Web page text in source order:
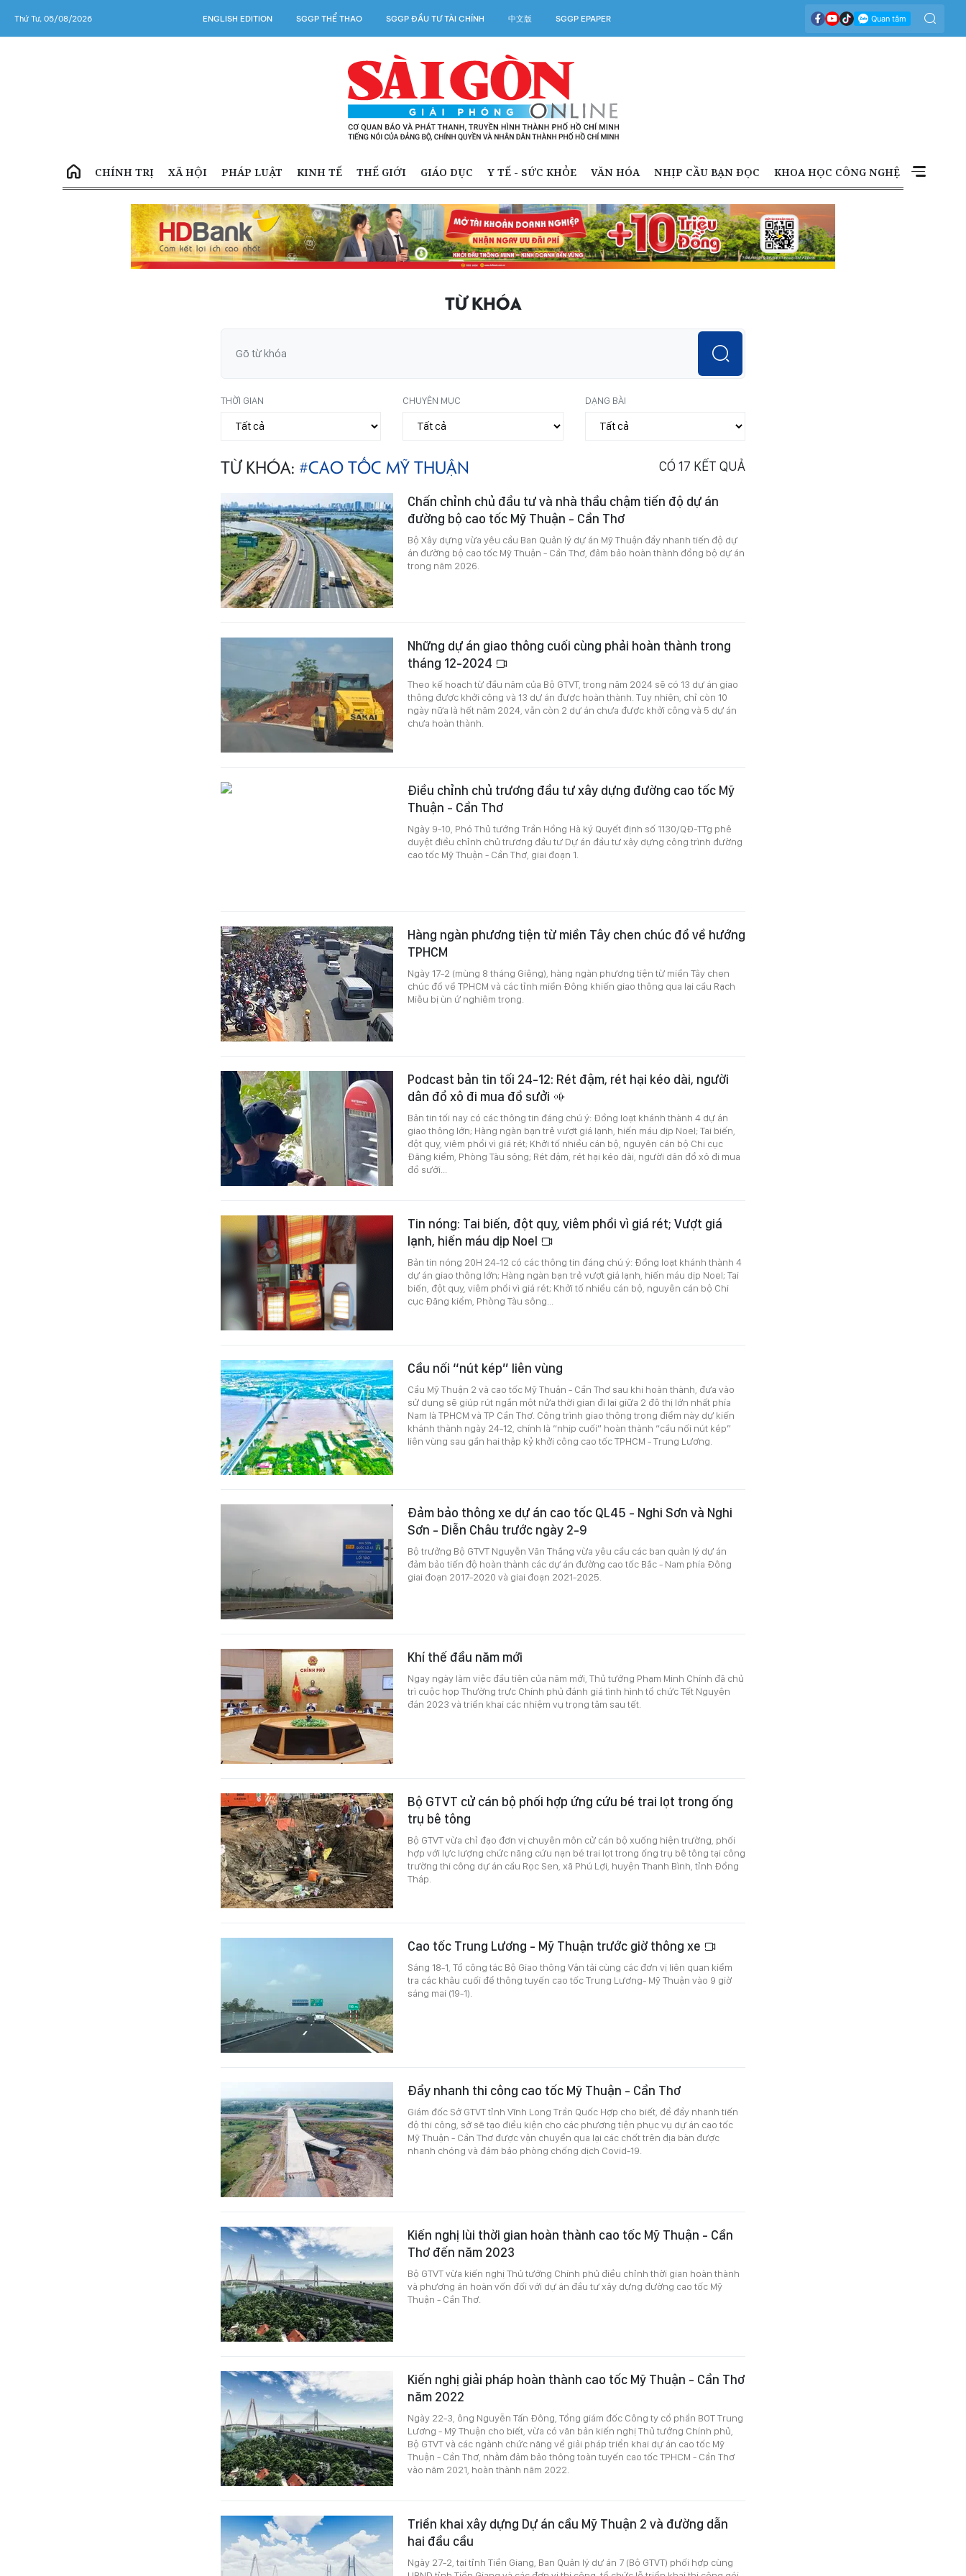
Thứ Tư, 05/08/2026 ENGLISH EDITION SGGP THỂ THAO SGGP ĐẦU TƯ TÀI CHÍNH 中文版 SGGP EPAPER
CHÍNH TRỊ XÃ HỘI PHÁP LUẬT KINH TẾ THẾ GIỚI GIÁO DỤC Y TẾ - SỨC KHỎE VĂN HÓA NHỊP CẦU BẠN ĐỌC KHOA HỌC CÔNG NGHỆ
TỪ KHÓA
THỜI GIAN CHUYÊN MỤC DẠNG BÀI
TỪ KHÓA: #CAO TỐC MỸ THUẬN CÓ 17 KẾT QUẢ
Chấn chỉnh chủ đầu tư và nhà thầu chậm tiến độ dự án
đường bộ cao tốc Mỹ Thuận - Cần Thơ
Bộ Xây dựng vừa yêu cầu Ban Quản lý dự án Mỹ Thuận đẩy nhanh tiến độ dự
án đường bộ cao tốc Mỹ Thuận - Cần Thơ, đảm bảo hoàn thành đồng bộ dự án
trong năm 2026.
Những dự án giao thông cuối cùng phải hoàn thành trong
tháng 12-2024
Theo kế hoạch từ đầu năm của Bộ GTVT, trong năm 2024 sẽ có 13 dự án giao
thông được khởi công và 13 dự án được hoàn thành. Tuy nhiên, chỉ còn 10
ngày nữa là hết năm 2024, vẫn còn 2 dự án chưa được khởi công và 5 dự án
chưa hoàn thành.
Điều chỉnh chủ trương đầu tư xây dựng đường cao tốc Mỹ
Thuận - Cần Thơ
Ngày 9-10, Phó Thủ tướng Trần Hồng Hà ký Quyết định số 1130/QĐ-TTg phê
duyệt điều chỉnh chủ trương đầu tư Dự án đầu tư xây dựng công trình đường
cao tốc Mỹ Thuận - Cần Thơ, giai đoạn 1.
Hàng ngàn phương tiện từ miền Tây chen chúc đổ về hướng
TPHCM
Ngày 17-2 (mùng 8 tháng Giêng), hàng ngàn phương tiện từ miền Tây chen
chúc đổ về TPHCM và các tỉnh miền Đông khiến giao thông qua lại cầu Rạch
Miễu bị ùn ứ nghiêm trọng.
Podcast bản tin tối 24-12: Rét đậm, rét hại kéo dài, người
dân đổ xô đi mua đồ sưởi
Bản tin tối nay có các thông tin đáng chú ý: Đồng loạt khánh thành 4 dự án
giao thông lớn; Hàng ngàn bạn trẻ vượt giá lạnh, hiến máu dịp Noel; Tai biến,
đột quỵ, viêm phổi vì giá rét; Khởi tố nhiều cán bộ, nguyên cán bộ Chi cục
Đăng kiểm, Phòng Tàu sông; Rét đậm, rét hại kéo dài, người dân đổ xô đi mua
đồ sưởi...
Tin nóng: Tai biến, đột quỵ, viêm phổi vì giá rét; Vượt giá
lạnh, hiến máu dịp Noel
Bản tin nóng 20H 24-12 có các thông tin đáng chú ý: Đồng loạt khánh thành 4
dự án giao thông lớn; Hàng ngàn bạn trẻ vượt giá lạnh, hiến máu dịp Noel; Tai
biến, đột quỵ, viêm phổi vì giá rét; Khởi tố nhiều cán bộ, nguyên cán bộ Chi
cục Đăng kiểm, Phòng Tàu sông...
Cầu nối “nút kép” liên vùng
Cầu Mỹ Thuận 2 và cao tốc Mỹ Thuận - Cần Thơ sau khi hoàn thành, đưa vào
sử dụng sẽ giúp rút ngắn một nửa thời gian đi lại giữa 2 đô thị lớn nhất phía
Nam là TPHCM và TP Cần Thơ. Công trình giao thông trọng điểm này dự kiến
khánh thành ngày 24-12, chính là “nhịp cuối” hoàn thành “cầu nối nút kép”
liên vùng sau gần hai thập kỷ khởi công cao tốc TPHCM - Trung Lương.
Đảm bảo thông xe dự án cao tốc QL45 - Nghi Sơn và Nghi
Sơn - Diễn Châu trước ngày 2-9
Bộ trưởng Bộ GTVT Nguyễn Văn Thắng vừa yêu cầu các ban quản lý dự án
đảm bảo tiến độ hoàn thành các dự án đường cao tốc Bắc - Nam phía Đông
giai đoạn 2017-2020 và giai đoạn 2021-2025.
Khí thế đầu năm mới
Ngay ngày làm việc đầu tiên của năm mới, Thủ tướng Phạm Minh Chính đã chủ
trì cuộc họp Thường trực Chính phủ đánh giá tình hình tổ chức Tết Nguyên
đán 2023 và triển khai các nhiệm vụ trọng tâm sau tết.
Bộ GTVT cử cán bộ phối hợp ứng cứu bé trai lọt trong ống
trụ bê tông
Bộ GTVT vừa chỉ đạo đơn vị chuyên môn cử cán bộ xuống hiện trường, phối
hợp với lực lượng chức năng cứu nạn bé trai lọt trong ống trụ bê tông tại công
trường thi công dự án cầu Rọc Sen, xã Phú Lợi, huyện Thanh Bình, tỉnh Đồng
Tháp.
Cao tốc Trung Lương - Mỹ Thuận trước giờ thông xe
Sáng 18-1, Tổ công tác Bộ Giao thông Vận tải cùng các đơn vị liên quan kiểm
tra các khâu cuối để thông tuyến cao tốc Trung Lương- Mỹ Thuận vào 9 giờ
sáng mai (19-1).
Đẩy nhanh thi công cao tốc Mỹ Thuận - Cần Thơ
Giám đốc Sở GTVT tỉnh Vĩnh Long Trần Quốc Hợp cho biết, để đẩy nhanh tiến
độ thi công, sở sẽ tạo điều kiện cho các phương tiện phục vụ dự án cao tốc
Mỹ Thuận - Cần Thơ được vận chuyển qua lại các chốt trên địa bàn được
nhanh chóng và đảm bảo phòng chống dịch Covid-19.
Kiến nghị lùi thời gian hoàn thành cao tốc Mỹ Thuận - Cần
Thơ đến năm 2023
Bộ GTVT vừa kiến nghị Thủ tướng Chính phủ điều chỉnh thời gian hoàn thành
và phương án hoàn vốn đối với dự án đầu tư xây dựng đường cao tốc Mỹ
Thuận - Cần Thơ.
Kiến nghị giải pháp hoàn thành cao tốc Mỹ Thuận - Cần Thơ
năm 2022
Ngày 22-3, ông Nguyễn Tấn Đông, Tổng giám đốc Công ty cổ phần BOT Trung
Lương - Mỹ Thuận cho biết, vừa có văn bản kiến nghị Thủ tướng Chính phủ,
Bộ GTVT và các ngành chức năng về giải pháp triển khai dự án cao tốc Mỹ
Thuận - Cần Thơ, nhằm đảm bảo thông toàn tuyến cao tốc TPHCM - Cần Thơ
vào năm 2021, hoàn thành năm 2022.
Triển khai xây dựng Dự án cầu Mỹ Thuận 2 và đường dẫn
hai đầu cầu
Ngày 27-2, tại tỉnh Tiền Giang, Ban Quản lý dự án 7 (Bộ GTVT) phối hợp cùng